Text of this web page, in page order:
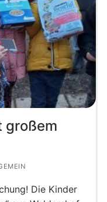
großem
Die Kinder